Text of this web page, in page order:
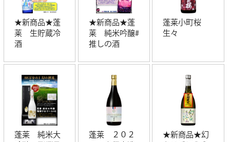
★新商品★蓬
莱 生貯蔵冷
酒
★新商品★蓬
莱 純米吟醸#
推しの酒
蓬莱小町桜
生々
蓬莱 純米大
蓬莱 ２０２
★新商品★幻